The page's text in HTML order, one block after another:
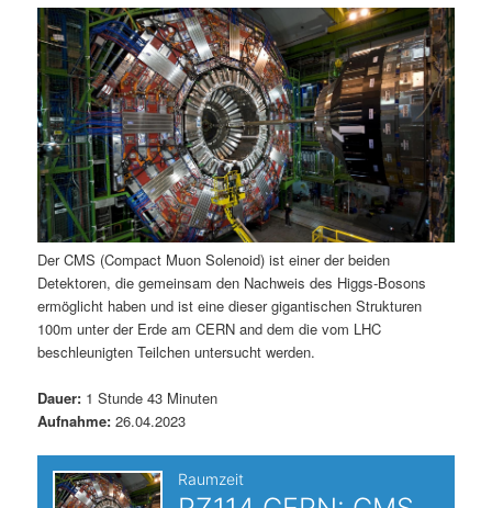
ä
r
e
n
I
n
h
l
t
n
d
ä
r
e
n
I
h
a
n
a
v
i
g
a
t
i
o
n
Der CMS (Compact Muon Solenoid) ist einer der beiden
Detektoren, die gemeinsam den Nachweis des Higgs-Bosons
ermöglicht haben und ist eine dieser gigantischen Strukturen
100m unter der Erde am CERN and dem die vom LHC
beschleunigten Teilchen untersucht werden.
Dauer: 1 Stunde 43 Minuten
Aufnahme: 26.04.2023